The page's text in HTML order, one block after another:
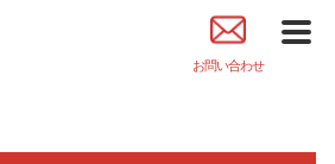
お問い合わせ